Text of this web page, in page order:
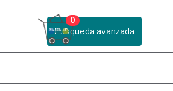
Busqueda avanzada
0